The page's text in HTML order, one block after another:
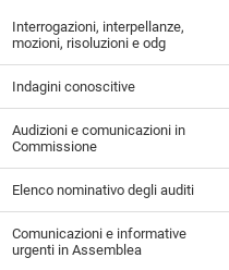
Interrogazioni, interpellanze,
mozioni, risoluzioni e odg
Indagini conoscitive
Audizioni e comunicazioni in
Commissione
Elenco nominativo degli auditi
Comunicazioni e informative
urgenti in Assemblea